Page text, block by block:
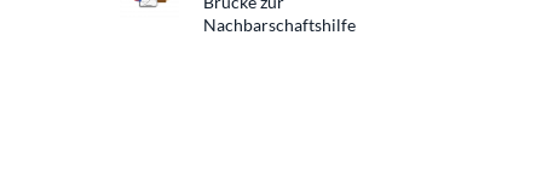
Nachbarschaftshilfe